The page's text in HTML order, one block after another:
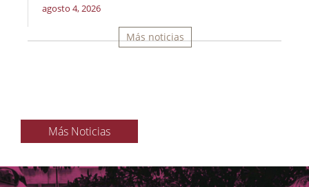
agosto 4, 2026
Más noticias
Más Noticias